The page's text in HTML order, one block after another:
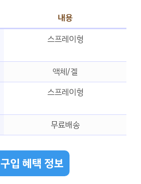
내용
스프레이형
액체/겔
스프레이형
무료배송
구입 혜택 정보